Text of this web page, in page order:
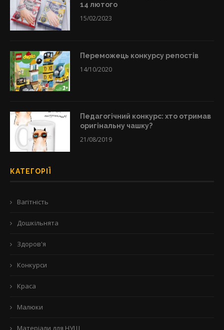
14 лютого
15/02/2023
Переможець конкурсу репостів
14/10/2020
Педагогічний конкурс: хто отримав
оригінальну чашку?
21/08/2019
КАТЕГОРІЇ
Вагітність
Дошкільнята
Здоров'я
Конкурси
Краса
Малюки
Матеріали для НУШ